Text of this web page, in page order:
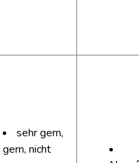
sehr gern,
gern, nicht